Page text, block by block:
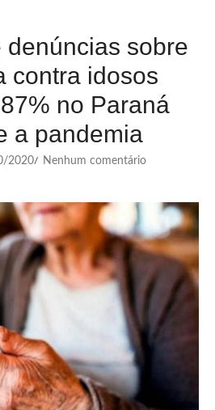
denúncias sobre
contra idosos
no Paraná
a pandemia
2020/ Nenhum comentário